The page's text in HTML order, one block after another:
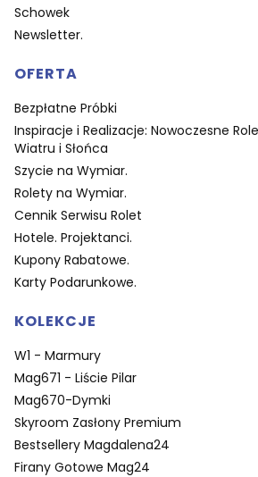
Schowek
Newsletter.
OFERTA
Bezpłatne Próbki
Inspiracje i Realizacje: Nowoczesne
Wiatru i Słońca
Szycie na Wymiar.
Rolety na Wymiar.
Cennik Serwisu Rolet
Hotele. Projektanci.
Kupony Rabatowe.
Karty Podarunkowe.
KOLEKCJE
W1 - Marmury
Mag671 - Liście Pilar
Mag670-Dymki
Skyroom Zasłony Premium
Bestsellery Magdalena24
Firany Gotowe Mag24